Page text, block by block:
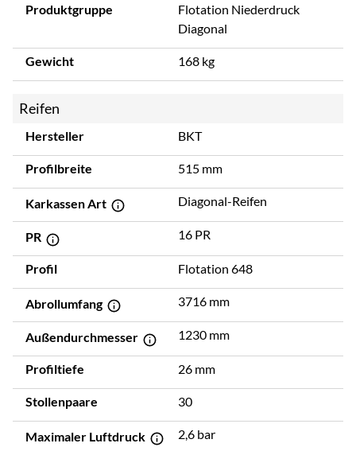
Produktgruppe
Flotation Niederdruck
Diagonal
Gewicht 168 kg
Reifen
Hersteller BKT
Profilbreite 515 mm
Karkassen Art Diagonal-Reifen
PR 16 PR
Profil Flotation 648
Abrollumfang 3716 mm
Außendurchmesser 1230 mm
Profiltiefe 26 mm
Stollenpaare 30
Maximaler Luftdruck 2,6 bar